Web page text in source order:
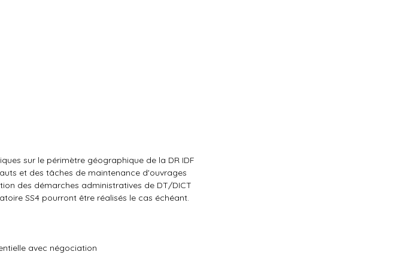
sur le périmètre géographique de la DR IDF
et des tâches de maintenance d'ouvrages
des démarches administratives de DT/DICT
SS4 pourront être réalisés le cas échéant.
avec négociation